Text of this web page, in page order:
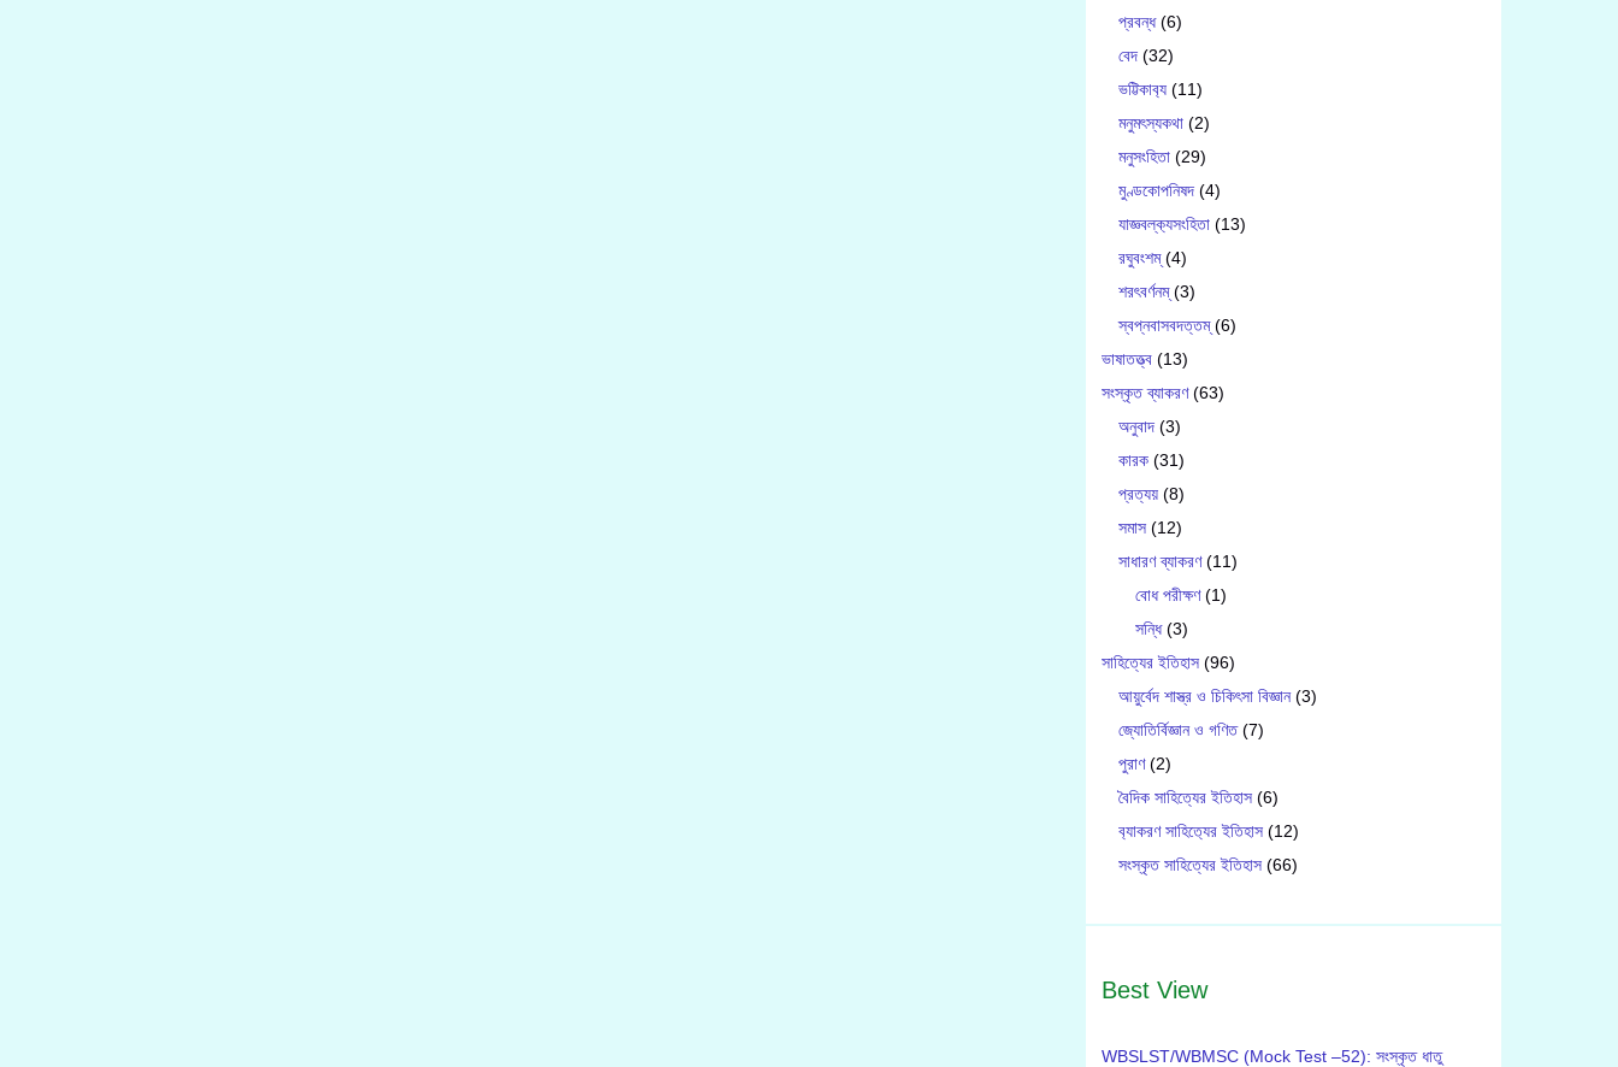
প্রবন্ধ(6)
বেদ (32)
ভট্টিকাব‍্য (11)
মনুমৎস্যকথা (2)
মনুসংহিতা (29)
মুণ্ডকোপনিষদ (4)
যাজ্ঞবল্ক‍্যসংহিতা (13)
রঘুবংশম্(4)
শরৎবর্ণনম্(3)
স্বপ্নবাসবদত্তম্(6)
ভাষাতত্ত্ব (13)
সংস্কৃত ব্যাকরণ(63)
অনুবাদ (3)
কারক (31)
প্রত্যয় (8)
সমাস (12)
সাধারণ ব্যাকরণ(11)
বোধ পরীক্ষণ(1)
সন্ধি(3)
সাহিত্যের ইতিহাস (96)
আয়ুর্বেদ শাস্ত্র ও চিকিৎসা বিজ্ঞান(3)
জ্যোতির্বিজ্ঞান ও গণিত(7)
পুরাণ(2)
বৈদিক সাহিত্যের ইতিহাস (6)
ব‍্যাকরণ সাহিত‍্যের ইতিহাস (12)
সংস্কৃত সাহিত্যের ইতিহাস (66)
Best View
WBSLST/WBMSC (Mock Test –52): সংস্কৃত ধাতু